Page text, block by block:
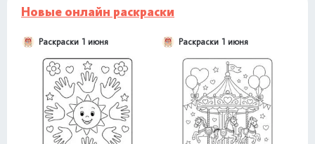
Новые онлайн раскраски
Раскраски 1 июня Раскраски 1 июня